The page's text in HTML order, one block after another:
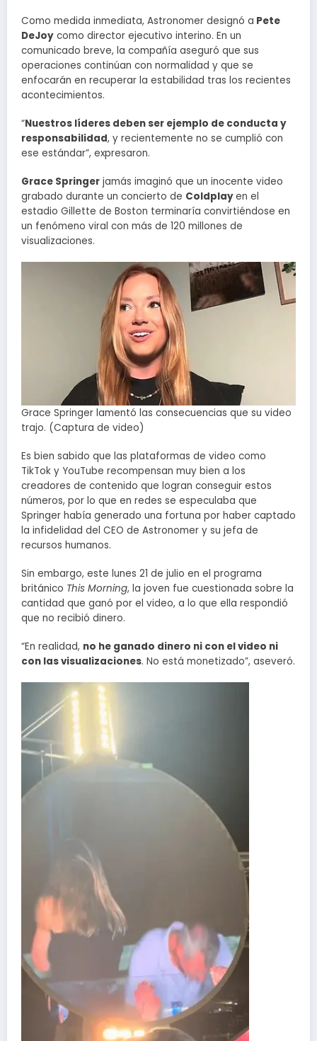
Como medida inmediata, Astronomer designó a Pete
DeJoy como director ejecutivo interino. En un
comunicado breve, la compañía aseguró que sus
operaciones continúan con normalidad y que se
enfocarán en recuperar la estabilidad tras los recientes
acontecimientos.
“Nuestros líderes deben ser ejemplo de conducta y
responsabilidad, y recientemente no se cumplió con
ese estándar”, expresaron.
Grace Springer jamás imaginó que un inocente video
grabado durante un concierto de Coldplayen el
estadio Gillette de Boston terminaría convirtiéndose en
un fenómeno viral con más de 120 millones de
visualizaciones.
Grace Springer lamentó las consecuencias que su video
trajo. (Captura de video)
Es bien sabido que las plataformas de video como
TikTok y YouTube recompensan muy bien a los
creadores de contenido que logran conseguir estos
números, por lo que en redes se especulaba que
Springer había generado una fortuna por haber captado
la infidelidad del CEO de Astronomer y su jefa de
recursos humanos.
Sin embargo, este lunes 21 de julio en el programa
británico This Morning, la joven fue cuestionada sobre la
cantidad que ganó por el video, a lo que ella respondió
que no recibió dinero.
“En realidad, no he ganado dinero ni con el video ni
con las visualizaciones. No está monetizado”, aseveró.